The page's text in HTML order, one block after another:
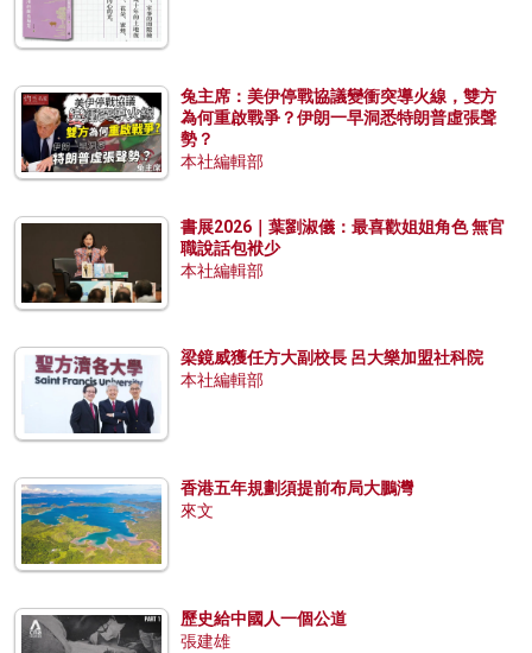
兔主席：美伊停戰協議變衝突導火線，雙方
為何重啟戰爭？伊朗一早洞悉特朗普虛張聲
勢？
本社編輯部
書展2026｜葉劉淑儀：最喜歡姐姐角色 無官
職說話包袱少
本社編輯部
梁鏡威獲任方大副校長 呂大樂加盟社科院
本社編輯部
香港五年規劃須提前布局大鵬灣
來文
歷史給中國人一個公道
張建雄